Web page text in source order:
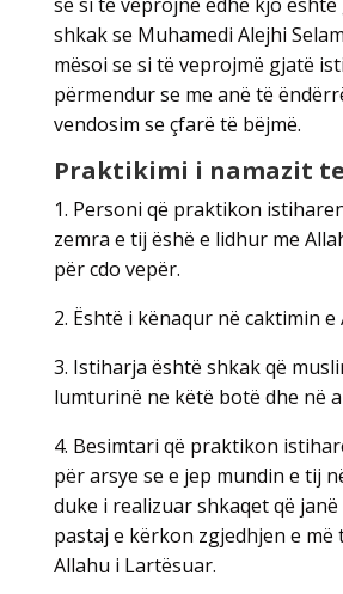
shkak se Muhamedi Alejhi
mësoi se si të veprojmë gjatë
përmendur se me anë të
vendosim se çfarë të bëjmë.
Praktikimi i namazit
1. Personi që praktikon
zemra e tij ëshë e lidhur me
për cdo vepër.
2. Është i kënaqur në caktimin e
3. Istiharja është shkak që
lumturinë ne këtë botë dhe në
4. Besimtari që praktikon
për arsye se e jep mundin e tij
duke i realizuar shkaqet që
pastaj e kërkon zgjedhjen e më
Allahu i Lartësuar.